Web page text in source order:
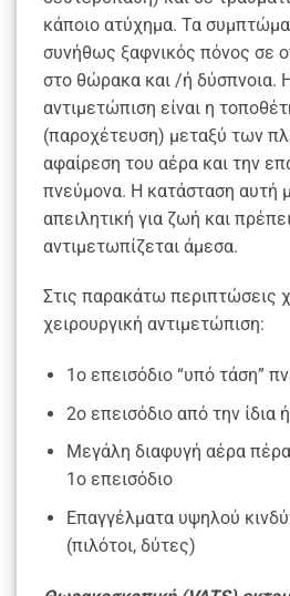
κάποιο ατύχημα. Τα
συνήθως ξαφνικός πόνος σε
στο θώρακα και /ή δύσπνοια.
αντιμετώπιση είναι η
(παροχέτευση) μεταξύ των
αφαίρεση του αέρα και την
πνεύμονα. Η κατάσταση αυτή
απειλητική για ζωή και
αντιμετωπίζεται άμεσα.
Στις παρακάτω περιπτώσεις
χειρουργική αντιμετώπιση:
1ο επεισόδιο “υπό τάση”
2ο επεισόδιο από την ίδια
Μεγάλη διαφυγή αέρα
1ο επεισόδιο
Επαγγέλματα υψηλού
(πιλότοι, δύτες)